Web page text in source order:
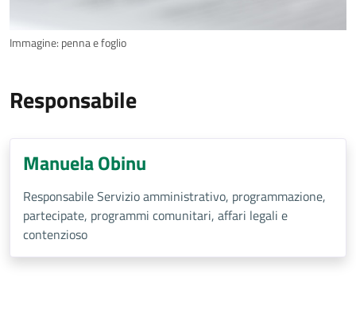
Immagine: penna e foglio
Responsabile
Manuela Obinu
Responsabile Servizio amministrativo, programmazione,
partecipate, programmi comunitari, affari legali e
contenzioso